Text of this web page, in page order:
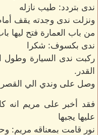
ندى بتردد: طيب نازله
ونزلت ندى وجدته يقف
من باب العمارة فتح ليها
ندى بكسوف: شكرا
ركبت ندى السيارة وطول
القدر.
وصل على وندي الي القصر
فقد أخبر على مريم
عليها يجبها
نور قامت بمعناقه مريم: